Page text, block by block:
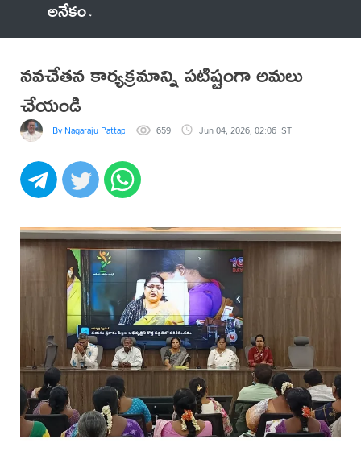
అనేకం
నవచేతన కార్యక్రమాన్ని పటిష్టంగా అమలు
చేయండి
By Nagaraju Pattapalli 659 Jun 04, 2026, 02:06 IST